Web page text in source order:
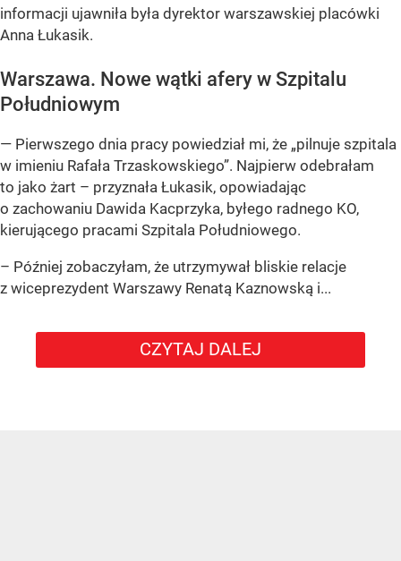
informacji ujawniła była dyrektor warszawskiej placówki
Anna Łukasik.
Warszawa. Nowe wątki afery w Szpitalu
Południowym
— Pierwszego dnia pracy powiedział mi, że „pilnuje szpitala
w imieniu Rafała Trzaskowskiego”. Najpierw odebrałam
to jako żart – przyznała Łukasik, opowiadając
o zachowaniu Dawida Kacprzyka, byłego radnego KO,
kierującego pracami Szpitala Południowego.
– Później zobaczyłam, że utrzymywał bliskie relacje
z wiceprezydent Warszawy Renatą Kaznowską i...
CZYTAJ DALEJ